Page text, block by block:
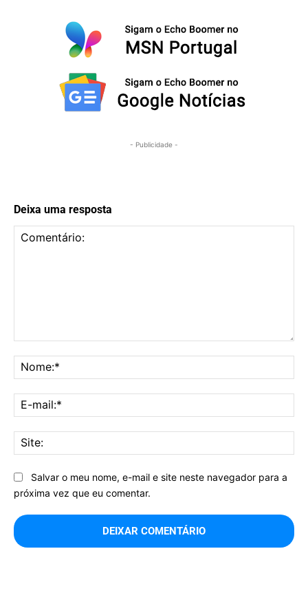
- Publicidade -
Deixa uma resposta
Salvar o meu nome, e-mail e site neste navegador para a
próxima vez que eu comentar.